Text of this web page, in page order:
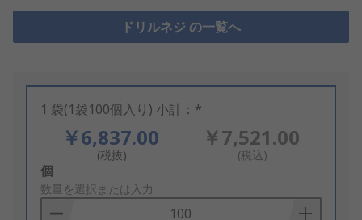
ドリルネジ の一覧へ
1 袋(1袋100個入り) 小計：*
￥6,837.00
(税抜)
￥7,521.00
(税込)
Add
to
Basket
個
数量を選択または入力